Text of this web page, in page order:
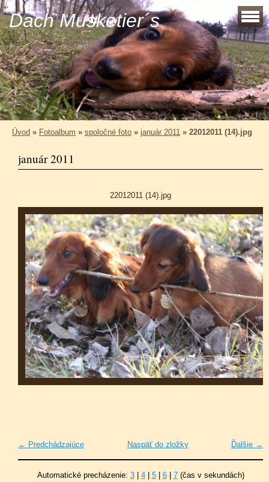
Dach Musketier´s
Úvod » Fotoalbum » spoločné foto » január 2011 » 22012011 (14).jpg
január 2011
22012011 (14).jpg
← Predchádzajúce Ďalšie →
Naspäť do zložky
Automatické precházenie: 3| 4| 5| 6| 7(čas v sekundách)